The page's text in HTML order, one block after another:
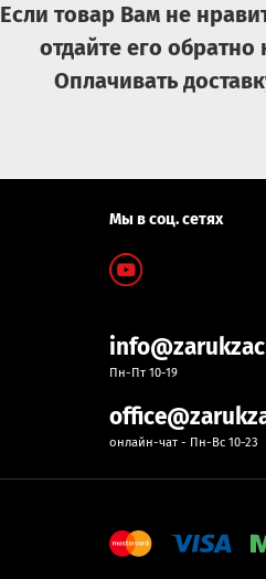
Если товар Вам не
отдайте его
Оплачивать
Мы в соц. сетях
Пн-Пт 10-19
онлайн-чат - Пн-Вс 10-23